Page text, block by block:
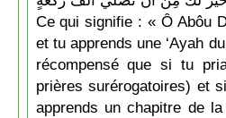
Ce qui signifie : « Ô Abôu
et tu apprends une ‘Ayah
récompensé que si tu
prières surérogatoires) et
apprends un chapitre de